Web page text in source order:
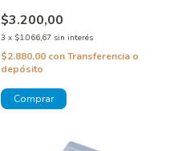
$3.200,00
3 x $1.066,67 sin interés
$2.880,00 conTransferencia o
depósito